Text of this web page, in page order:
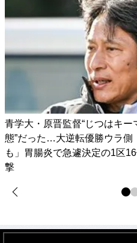
青学大・原晋監督“じつはキ
態”だった…大逆転優勝ウラ側
も」胃腸炎で急遽決定の1区
撃